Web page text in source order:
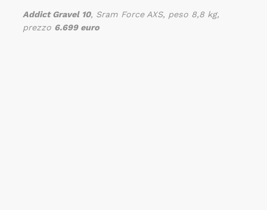
Addict Gravel 10, Sram Force AXS, peso 8,8 kg,
prezzo 6.699 euro